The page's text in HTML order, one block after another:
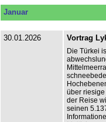
Januar
30.01.2026 Vortrag
Die Türkei
über
der Reise
seinen